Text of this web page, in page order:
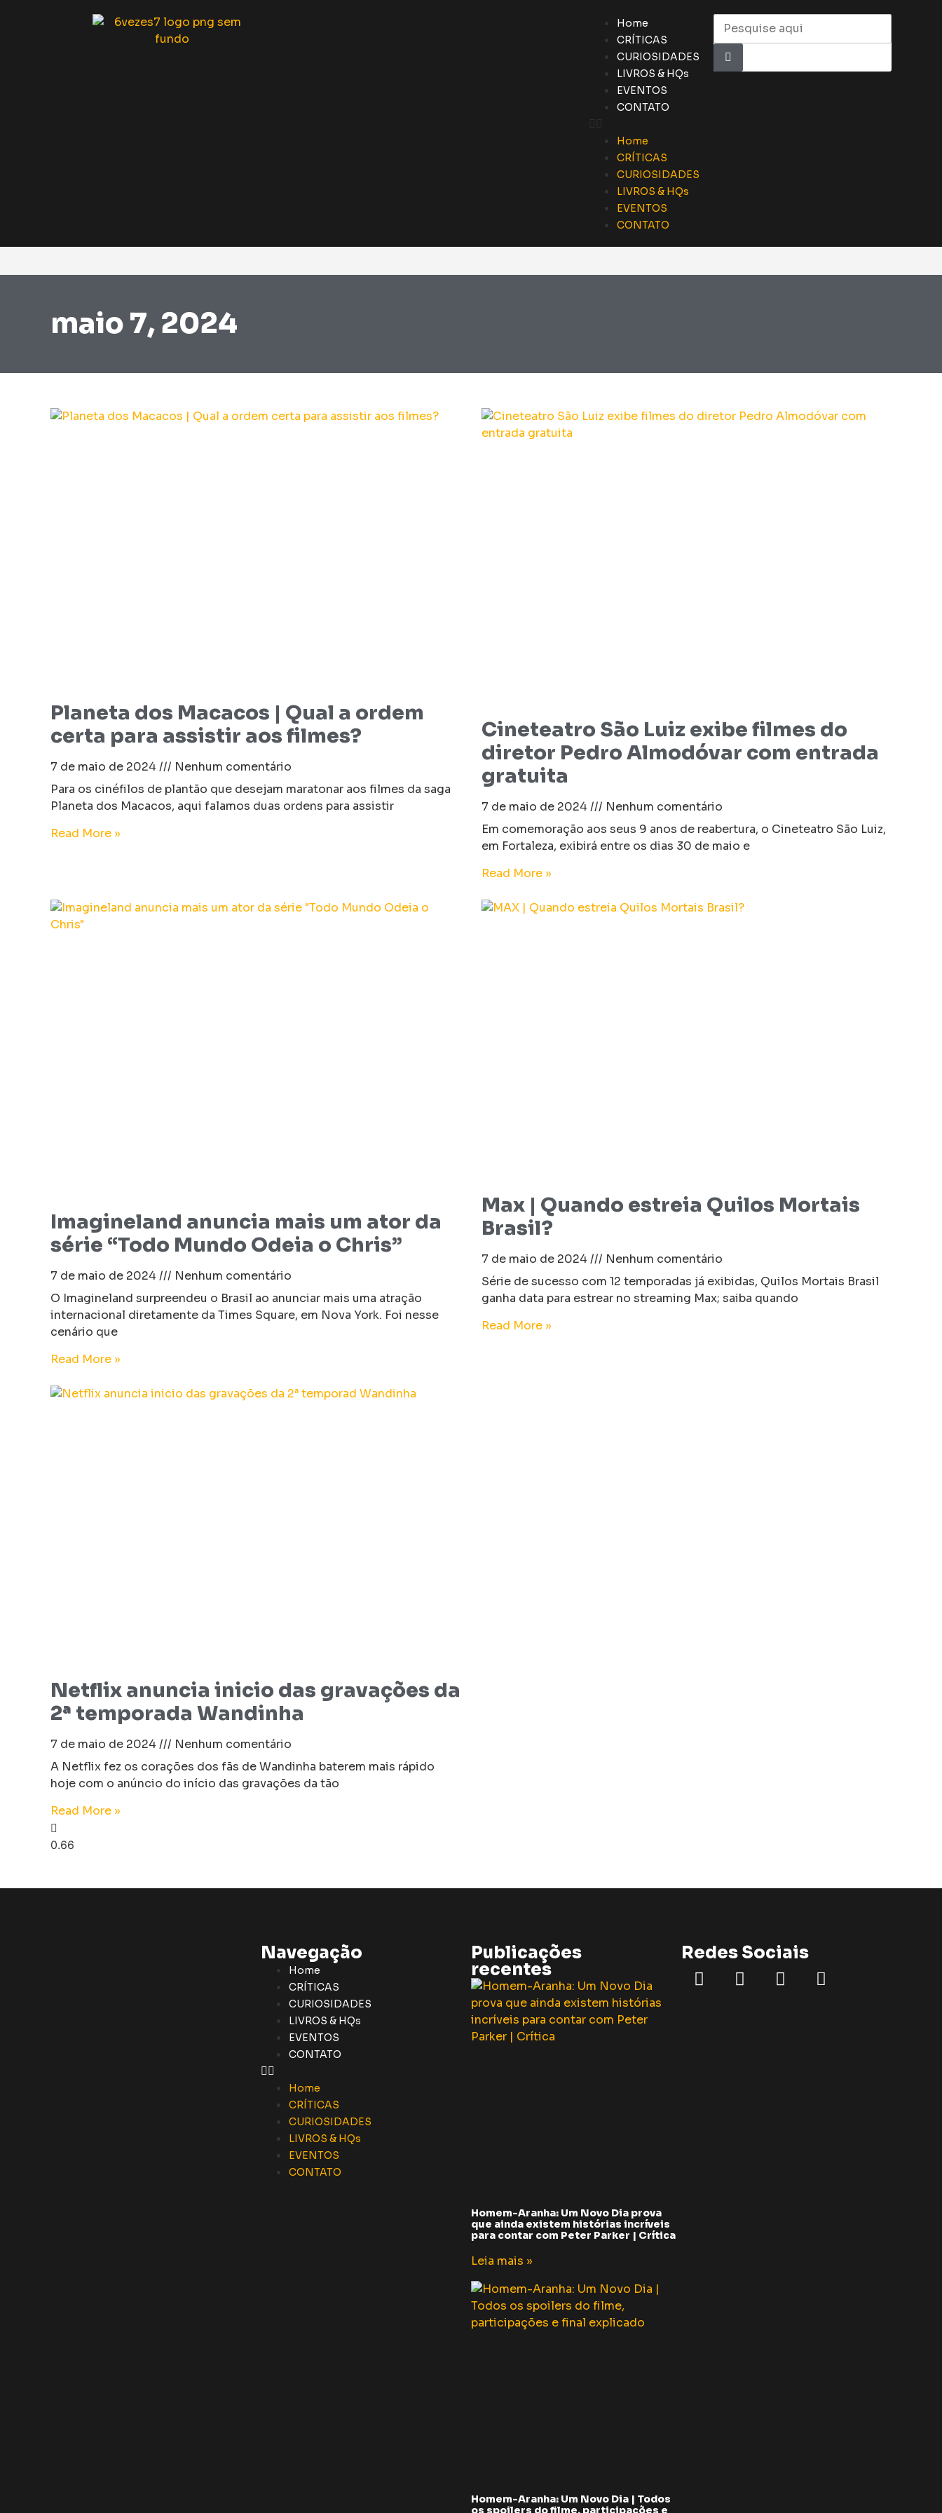
Home
CRÍTICAS
CURIOSIDADES
LIVROS & HQs
EVENTOS
CONTATO
Home
CRÍTICAS
CURIOSIDADES
LIVROS & HQs
EVENTOS
CONTATO
maio 7, 2024
Planeta dos Macacos | Qual a ordem
certa para assistir aos filmes?
7 de maio de 2024
Nenhum comentário
Para os cinéfilos de plantão que desejam maratonar aos filmes da saga
Planeta dos Macacos, aqui falamos duas ordens para assistir
Read More »
Cineteatro São Luiz exibe filmes do
diretor Pedro Almodóvar com entrada
gratuita
7 de maio de 2024
Nenhum comentário
Em comemoração aos seus 9 anos de reabertura, o Cineteatro São Luiz,
em Fortaleza, exibirá entre os dias 30 de maio e
Read More »
Imagineland anuncia mais um ator da
série “Todo Mundo Odeia o Chris”
7 de maio de 2024
Nenhum comentário
O Imagineland surpreendeu o Brasil ao anunciar mais uma atração
internacional diretamente da Times Square, em Nova York. Foi nesse
cenário que
Read More »
Max | Quando estreia Quilos Mortais
Brasil?
7 de maio de 2024
Nenhum comentário
Série de sucesso com 12 temporadas já exibidas, Quilos Mortais Brasil
ganha data para estrear no streaming Max; saiba quando
Read More »
Netflix anuncia inicio das gravações da
2ª temporada Wandinha
7 de maio de 2024
Nenhum comentário
A Netflix fez os corações dos fãs de Wandinha baterem mais rápido
hoje com o anúncio do início das gravações da tão
Read More »
Navegação
Home
CRÍTICAS
CURIOSIDADES
LIVROS & HQs
EVENTOS
CONTATO
Home
CRÍTICAS
CURIOSIDADES
LIVROS & HQs
EVENTOS
CONTATO
Publicações
recentes
Homem-Aranha: Um Novo Dia prova
que ainda existem histórias incríveis
para contar com Peter Parker | Crítica
Leia mais »
Homem-Aranha: Um Novo Dia | Todos
Redes Sociais